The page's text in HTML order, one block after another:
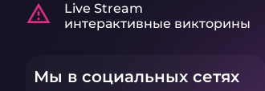
warning_amber
Live Stream
интерактивные викторины
Мы в социальных сетях